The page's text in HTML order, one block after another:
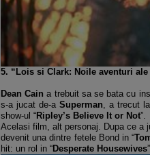
5. “Lois si Clark: Noile aventuri
Dean Cain a trebuit sa se bata cu
s-a jucat de-aSuperman, a trecut
show-ul “Ripley’s Believe It or Not”.
Acelasi film, alt personaj. Dupa ce a
devenit una dintre fetele Bond in “
hit: un rol in “Desperate Housewives